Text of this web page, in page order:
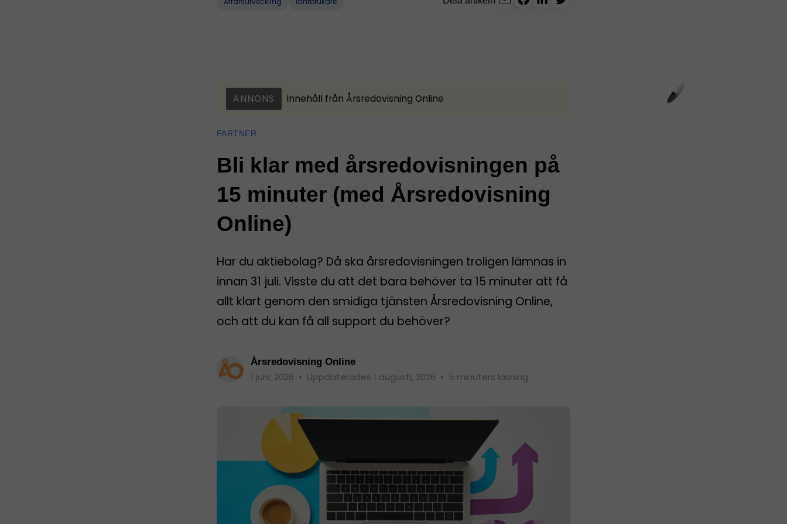
ANNONS Innehåll från Årsredovisning Online
PARTNER
Bli klar med årsredovisningen på
15 minuter (med Årsredovisning
Online)
Har du aktiebolag? Då ska årsredovisningen troligen lämnas in
innan 31 juli. Visste du att det bara behöver ta 15 minuter att få
allt klart genom den smidiga tjänsten Årsredovisning Online,
och att du kan få all support du behöver?
Årsredovisning Online
1 juni, 2026 • Uppdaterades 1 augusti, 2026 • 5 minuters läsning